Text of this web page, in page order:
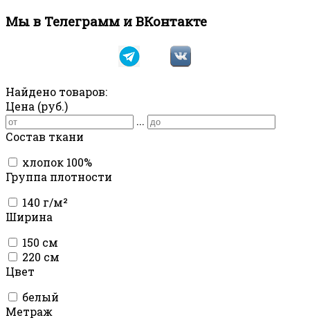
Мы в Телеграмм и ВКонтакте
Найдено товаров:
Цена (руб.)
...
Состав ткани
хлопок 100%
Группа плотности
140 г/м²
Ширина
150 см
220 см
Цвет
белый
Метраж